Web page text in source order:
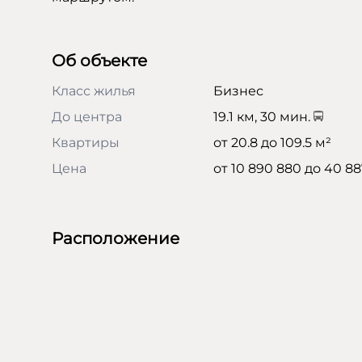
Об объекте
Класс жилья
Бизнес
До центра
19.1 км, 30 мин.
Квартиры
от 20.8 до 109.5 м²
Цена
от 10 890 880 до 40
Расположение